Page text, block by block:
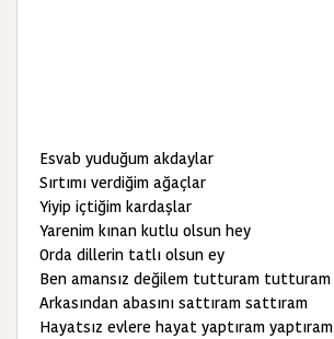
Esvab yuduğum akdaylar
Sırtımı verdiğim ağaçlar
Yiyip içtiğim kardaşlar
Yarenim kınan kutlu olsun hey
Orda dillerin tatlı olsun ey
Ben amansız değilem tutturam tutturam
Arkasından abasını sattıram sattıram
Hayatsız evlere hayat yaptıram yaptıram